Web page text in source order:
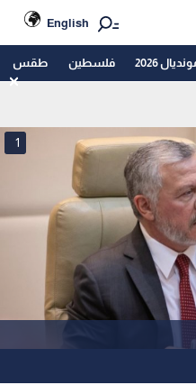
English
2026 فلسطين طقس
1